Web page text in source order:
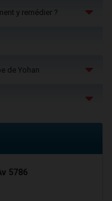
y remédier ?
de Yohan
5786